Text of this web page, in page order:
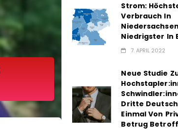
Strom:
Verbrauch In
Niedrigster In
7. APRIL 2022
Neue Studie
Dritte
Einmal Von
Betrug